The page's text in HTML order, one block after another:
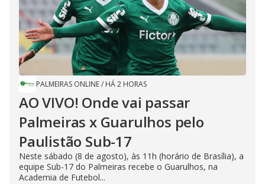
PALMEIRAS ONLINE/ HÁ 2 HORAS
AO VIVO! Onde vai passar
Palmeiras x Guarulhos pelo
Paulistão Sub-17
Neste sábado (8 de agosto), às 11h (horário de Brasília), a
equipe Sub-17 do Palmeiras recebe o Guarulhos, na
Academia de Futebol...